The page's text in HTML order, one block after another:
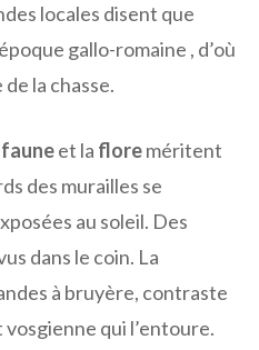
locales disent que
gallo-romaine , d’où
la chasse.
fauneet la floreméritent
des murailles se
au soleil. Des
dans le coin. La
à bruyère, contraste
qui l’entoure.